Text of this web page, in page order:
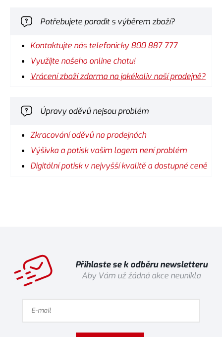
Potřebujete poradit s výběrem zboží?
Kontaktujte nás telefonicky 800 887 777
Využijte našeho online chatu!
Vrácení zboží zdarma na jakékoliv naší prodejně?
Úpravy oděvů nejsou problém
Zkracování oděvů na prodejnách
Výšivka a potisk vašim logem není problém
Digitální potisk v nejvyšší kvalitě a dostupné ceně
Přihlaste se k odběru newsletteru
Aby Vám už žádná akce neunikla